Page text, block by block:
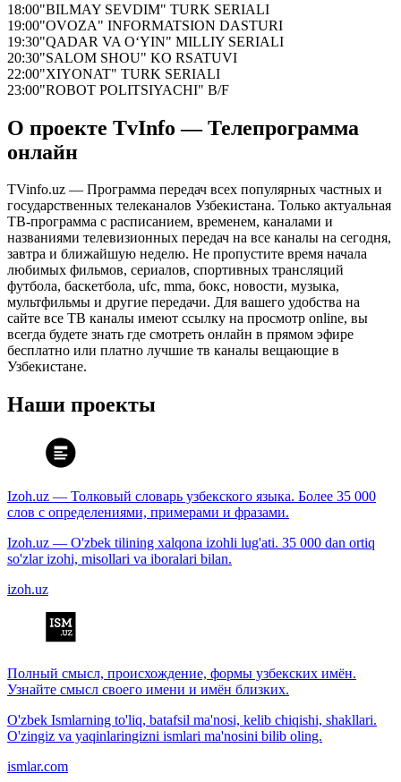
18:00"BILMAY SEVDIM" TURK SERIALI
19:00"OVOZA" INFORMATSION DASTURI
19:30"QADAR VA O‘YIN" MILLIY SERIALI
20:30"SALOM SHOU" KO RSATUVI
22:00"XIYONAT" TURK SERIALI
23:00"ROBOT POLITSIYACHI" B/F
О проекте TvInfo — Телепрограмма
онлайн
TVinfo.uz — Программа передач всех популярных частных и
государственных телеканалов Узбекистана. Только актуальная
ТВ-программа с расписанием, временем, каналами и
названиями телевизионных передач на все каналы на сегодня,
завтра и ближайшую неделю. Не пропустите время начала
любимых фильмов, сериалов, спортивных трансляций
футбола, баскетбола, ufc, mma, бокс, новости, музыка,
мультфильмы и другие передачи. Для вашего удобства на
сайте все ТВ каналы имеют ссылку на просмотр online, вы
всегда будете знать где смотреть онлайн в прямом эфире
бесплатно или платно лучшие тв каналы вещающие в
Узбекистане.
Наши проекты
Izoh.uz — Толковый словарь узбекского языка. Более 35 000
слов с определениями, примерами и фразами.
Izoh.uz — O'zbek tilining xalqona izohli lug'ati. 35 000 dan ortiq
so'zlar izohi, misollari va iboralari bilan.
izoh.uz
Полный смысл, происхождение, формы узбекских имён.
Узнайте смысл своего имени и имён близких.
O'zbek Ismlarning to'liq, batafsil ma'nosi, kelib chiqishi, shakllari.
O'zingiz va yaqinlaringizni ismlari ma'nosini bilib oling.
ismlar.com